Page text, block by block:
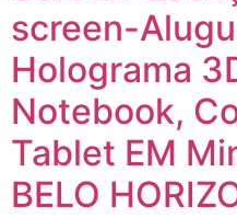
screen-
Holograma
Notebook,
Tablet EM
BELO